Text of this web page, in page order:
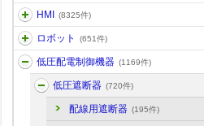
HMI (8325件)
ロボット (651件)
低圧配電制御機器 (1169件)
低圧遮断器 (720件)
配線用遮断器 (195件)